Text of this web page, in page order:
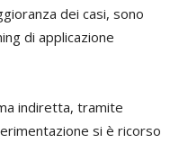
dei casi, sono
di applicazione
indiretta, tramite
si è ricorso